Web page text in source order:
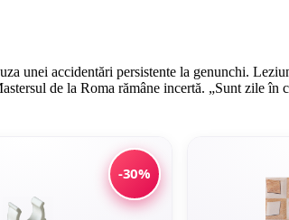
accidentări persistente la genunchi.
de la Roma rămâne incertă. „Sunt zile în
-30%